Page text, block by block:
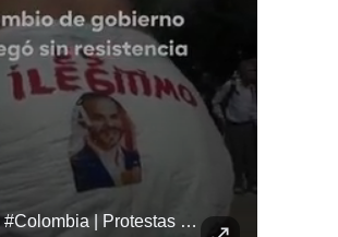
🇨🇴🪧 #Colombia | Protestas En Contra De La Toma De Posesión De Abelardo Son Lideradas Por Iván Cepeda